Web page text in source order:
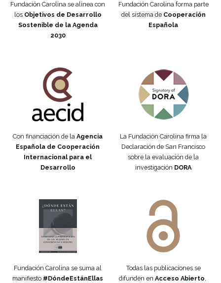
Fundación Carolina se alinea con
los Objetivos de Desarrollo
Sostenible de la Agenda
2030
Fundación Carolina forma parte
del sistema de Cooperación
Española
Con financiación de la Agencia
Española de Cooperación
Internacional para el
Desarrollo
La Fundación Carolina firma la
Declaración de San Francisco
sobre la evaluación de la
investigación DORA
Fundación Carolina se suma al
manifiesto #DóndeEstánEllas
Todas las publicaciones se
difunden en Acceso Abierto,